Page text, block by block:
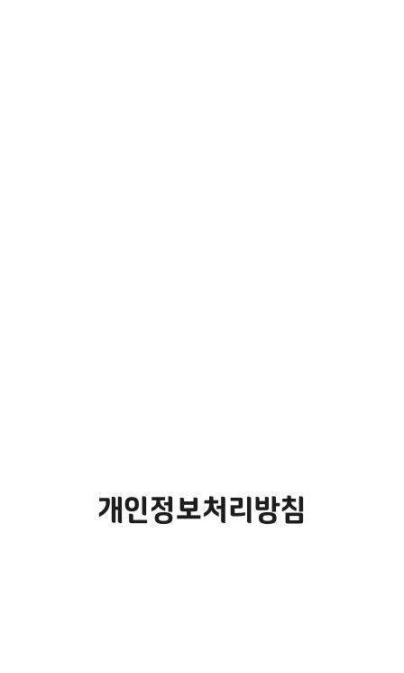
개인정보처리방침